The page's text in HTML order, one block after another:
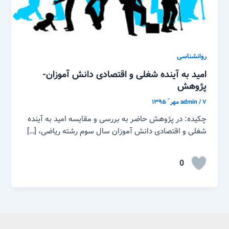
روانشناسی
امید به آینده شغلی و اقتصادی دانش آموزان-
پژوهش
admin/۷ مهر ّ ۱۳۹۵
چکیده: در پژوهش حاضر به بررسی و مقایسه امید به آینده
شغلی و اقتصادی دانش آموزان سال سوم رشته ریاضی، […]
0